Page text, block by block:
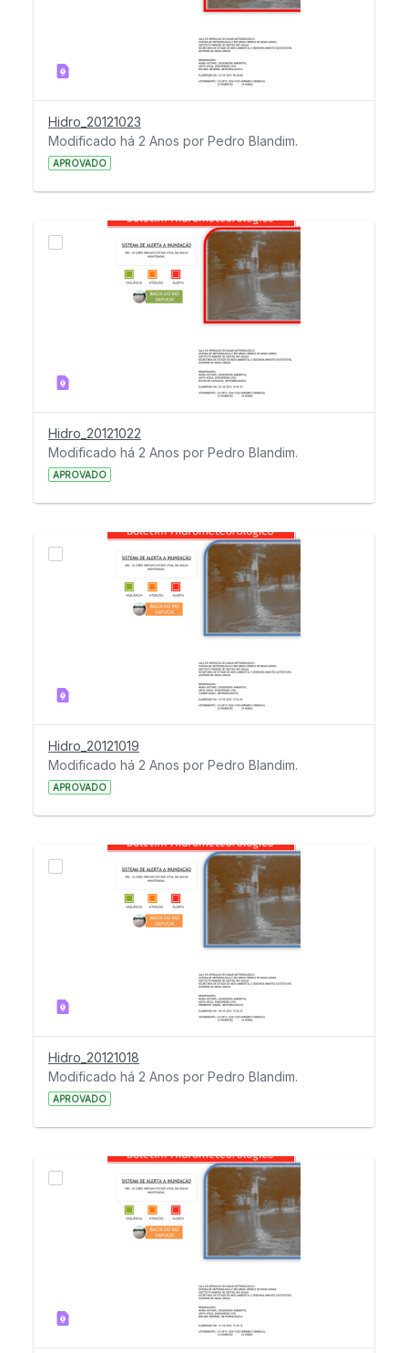
Hidro_20121023
Modificado há 2 Anos por Pedro Blandim.
APROVADO
Hidro_20121022
Modificado há 2 Anos por Pedro Blandim.
APROVADO
Hidro_20121019
Modificado há 2 Anos por Pedro Blandim.
APROVADO
Hidro_20121018
Modificado há 2 Anos por Pedro Blandim.
APROVADO